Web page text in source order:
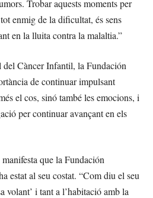
Trobar aquests moments per
enmig de la dificultat, és sens
en la lluita contra la malaltia.”
del Càncer Infantil, la Fundación
de continuar impulsant
el cos, sinó també les emocions, i
per continuar avançant en els
que la Fundación
estat al seu costat. “Com diu el seu
volant’ i tant a l’habitació amb la